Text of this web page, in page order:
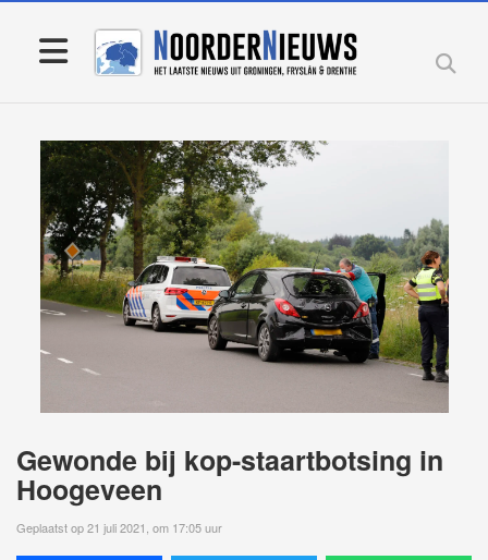
Gewonde bij kop-staartbotsing in
Hoogeveen
Geplaatst op 21 juli 2021, om 17:05 uur